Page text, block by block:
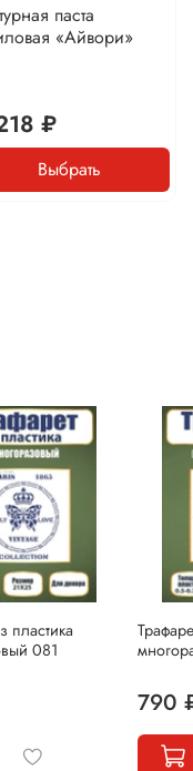
паста
«Айвори»
₽
Выбрать
пластика
081
790